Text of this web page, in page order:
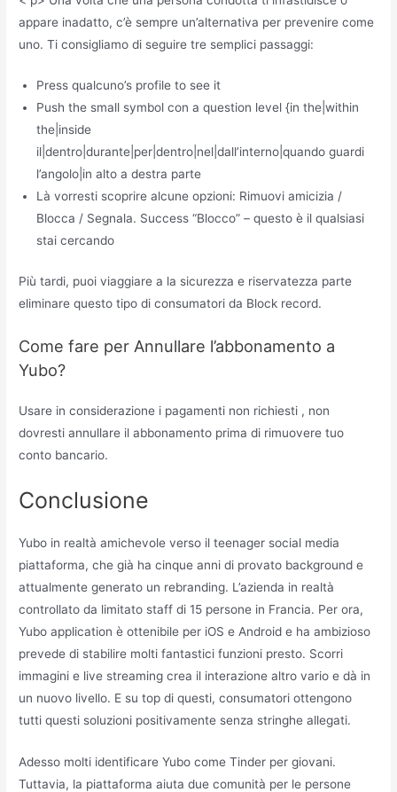
appare inadatto, c’è sempre un’alternativa per prevenire come
uno. Ti consigliamo di seguire tre semplici passaggi:
Press qualcuno’s profile to see it
Push the small symbol con a question level {in the|within
the|inside
il|dentro|durante|per|dentro|nel|dall’interno|quando guardi
l’angolo|in alto a destra parte
Là vorresti scoprire alcune opzioni: Rimuovi amicizia /
Blocca / Segnala. Success “Blocco” – questo è il qualsiasi
stai cercando
Più tardi, puoi viaggiare a la sicurezza e riservatezza parte
eliminare questo tipo di consumatori da Block record.
Come fare per Annullare l’abbonamento a
Yubo?
Usare in considerazione i pagamenti non richiesti , non
dovresti annullare il abbonamento prima di rimuovere tuo
conto bancario.
Conclusione
Yubo in realtà amichevole verso il teenager social media
piattaforma, che già ha cinque anni di provato background e
attualmente generato un rebranding. L’azienda in realtà
controllato da limitato staff di 15 persone in Francia. Per ora,
Yubo application è ottenibile per iOS e Android e ha ambizioso
prevede di stabilire molti fantastici funzioni presto. Scorri
immagini e live streaming crea il interazione altro vario e dà in
un nuovo livello. E su top di questi, consumatori ottengono
tutti questi soluzioni positivamente senza stringhe allegati.
Adesso molti identificare Yubo come Tinder per giovani.
Tuttavia, la piattaforma aiuta due comunità per le persone